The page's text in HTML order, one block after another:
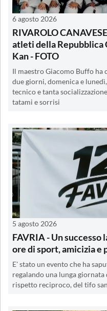
6 agosto 2026
RIVAROLO
atleti della Repubblica
Kan - FOTO
Il maestro Giacomo Buffo ha
due giorni, domenica e
tecnico e tanta
tatami e sorrisi
5 agosto 2026
FAVRIA - Un successo
ore di sport, amicizia e
E' stato un evento che ha
regalando una lunga
rispetto reciproco, del tifo